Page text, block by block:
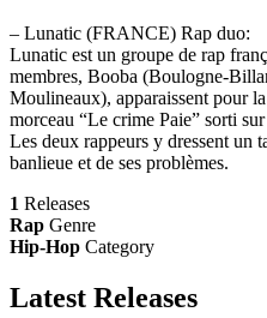
– Lunatic (FRANCE) Rap duo:
Lunatic est un groupe de rap
membres, Booba (Boulogne-
Moulineaux), apparaissent pour
morceau “Le crime Paie” sorti
Les deux rappeurs y dressent un
banlieue et de ses problèmes.
1 Releases
Rap Genre
Hip-Hop Category
Latest Releases